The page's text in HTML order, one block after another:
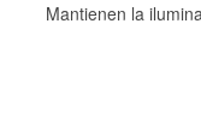
Mantienen la